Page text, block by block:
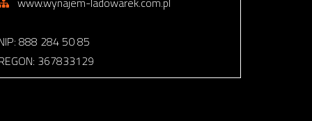
888 284 50 85
367833129